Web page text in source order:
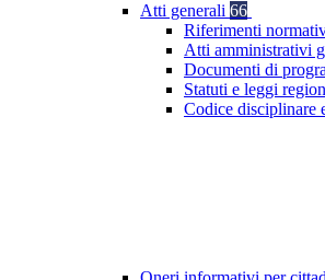
Atti generali 66
Riferimenti
Atti amministrativi
Documenti di
Statuti e leggi
Codice disciplinare